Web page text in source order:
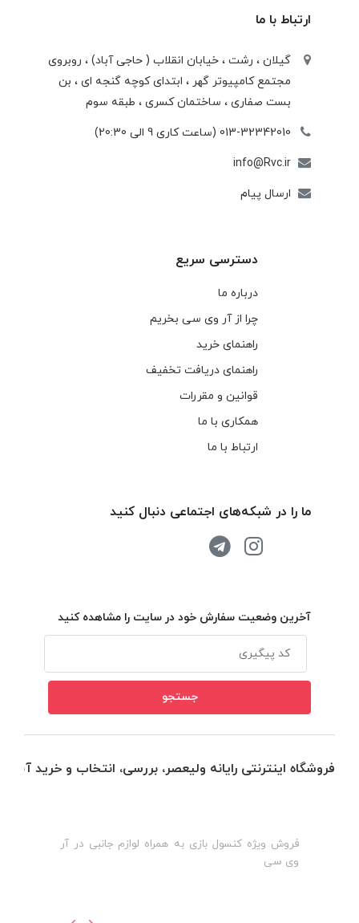
ارتباط با ما
گیلان ، رشت ، خيابان انقلاب ( حاجی آباد) ، روبروی
مجتمع كامپيوتر گهر ، ابتدای كوچه گنجه ای ، بن
بست صفاری ، ساختمان كسری ، طبقه سوم
013-32342010 (ساعت کاری 9 الی 20:30)
info@Rvc.ir
ارسال پیام
دسترسی سریع
درباره ما
چرا از آر وی سی بخریم
راهنمای خرید
راهنمای دریافت تخفیف
قوانین و مقررات
همکاری با ما
ارتباط با ما
ما را در شبکه‌های اجتماعی دنبال کنید
آخرین وضعیت سفارش خود در سایت را مشاهده کنید
فروشگاه اینترنتی رایانه ولیعصر، بررسی، انتخاب و خرید
فروش ویژه کنسول بازی به همراه لوازم جانبی در آر
وی سی